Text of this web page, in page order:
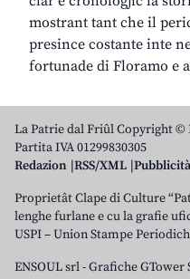
mostrant tant che il
presince costante inte
fortunade di Floramo e
La Patrie dal Friûl Copyright ©
Partita IVA 01299830305
Redazion RSS/XML Pubblicità
Proprietât Clape di Culture
lenghe furlane e cu la grafie
USPI – Union Stampe
ENSOUL srl-Grafiche GTower